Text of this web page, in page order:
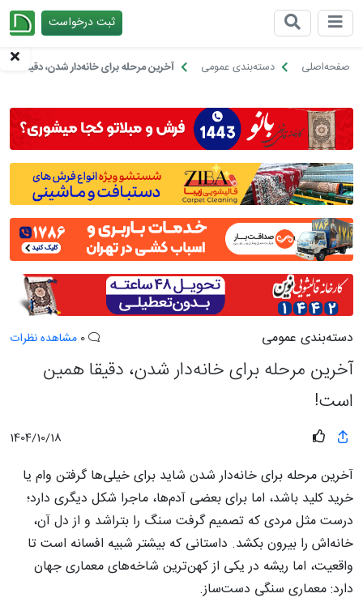
ثبت درخواست
صفحه‌اصلی دسته‌بندی عمومی آخرین مرحله برای خانه‌دار شدن، دقیقا
دسته‌بندی عمومی مشاهده نظرات
آخرین مرحله برای خانه‌دار شدن، دقیقا همین
است!
1404/10/18
آخرین مرحله برای خانه‌دار شدن شاید برای خیلی‌ها گرفتن وام یا
خرید کلید باشد، اما برای بعضی آدم‌ها، ماجرا شکل دیگری دارد؛
درست مثل مردی که تصمیم گرفت سنگ را بتراشد و از دل آن،
خانه‌اش را بیرون بکشد. داستانی که بیشتر شبیه افسانه است تا
واقعیت، اما ریشه در یکی از کهن‌ترین شاخه‌های معماری جهان
دارد: معماری سنگی دست‌ساز.